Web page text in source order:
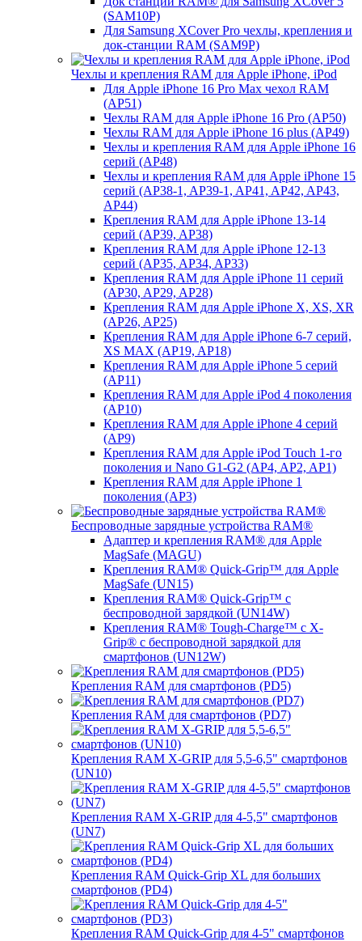
(SAM10P)
Для Samsung XCover Pro чехлы, крепления и
док-станции RAM (SAM9P)
Чехлы и крепления RAM для Apple iPhone, iPod
Для Apple iPhone 16 Pro Max чехол RAM
(AP51)
Чехлы RAM для Apple iPhone 16 Pro (AP50)
Чехлы RAM для Apple iPhone 16 plus (AP49)
Чехлы и крепления RAM для Apple iPhone 16
серий (AP48)
Чехлы и крепления RAM для Apple iPhone 15
серий (AP38-1, AP39-1, AP41, AP42, AP43,
AP44)
Крепления RAM для Apple iPhone 13-14
серий (AP39, AP38)
Крепления RAM для Apple iPhone 12-13
серий (AP35, AP34, AP33)
Крепления RAM для Apple iPhone 11 серий
(AP30, AP29, AP28)
Крепления RAM для Apple iPhone X, XS, XR
(AP26, AP25)
Крепления RAM для Apple iPhone 6-7 серий,
XS MAX (AP19, AP18)
Крепления RAM для Apple iPhone 5 серий
(AP11)
Крепления RAM для Apple iPod 4 поколения
(AP10)
Крепления RAM для Apple iPhone 4 серий
(AP9)
Крепления RAM для Apple iPod Touch 1-го
поколения и Nano G1-G2 (AP4, AP2, AP1)
Крепления RAM для Apple iPhone 1
поколения (AP3)
Беспроводные зарядные устройства RAM®
Адаптер и крепления RAM® для Apple
MagSafe (MAGU)
Крепления RAM® Quick-Grip™ для Apple
MagSafe (UN15)
Крепления RAM® Quick-Grip™ с
беспроводной зарядкой (UN14W)
Крепления RAM® Tough-Charge™ с X-
Grip® с беспроводной зарядкой для
смартфонов (UN12W)
Крепления RAM для смартфонов (PD5)
Крепления RAM для смартфонов (PD7)
Крепления RAM X-GRIP для 5,5-6,5" смартфонов
(UN10)
Крепления RAM X-GRIP для 4-5,5" смартфонов
(UN7)
Крепления RAM Quick-Grip XL для больших
смартфонов (PD4)
Крепления RAM Quick-Grip для 4-5" смартфонов